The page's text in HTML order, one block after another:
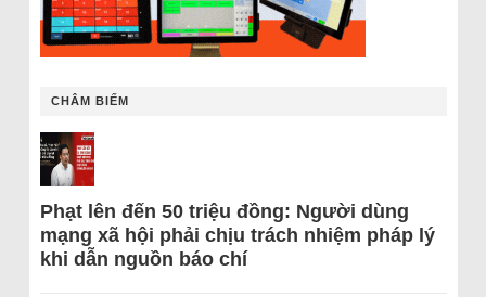
CHÂM BIẾM
Phạt lên đến 50 triệu đồng: Người dùng
mạng xã hội phải chịu trách nhiệm pháp lý
khi dẫn nguồn báo chí